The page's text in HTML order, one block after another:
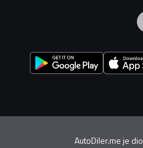
AutoDiler.me je dio